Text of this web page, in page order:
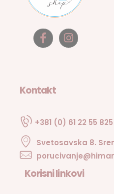
Kontakt
+381 (0) 61 22 55 825
Svetosavska 8.
Korisni linkovi